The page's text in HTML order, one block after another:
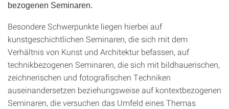
bezogenen Seminaren.
Besondere Schwerpunkte liegen hierbei auf
kunstgeschichtlichen Seminaren, die sich mit dem
Verhältnis von Kunst und Architektur befassen, auf
technikbezogenen Seminaren, die sich mit bildhauerischen,
zeichnerischen und fotografischen Techniken
auseinandersetzen beziehungsweise auf kontextbezogenen
Seminaren, die versuchen das Umfeld eines Themas